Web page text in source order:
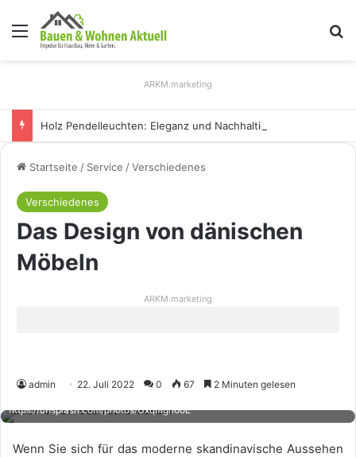
Menü
ARKM.marketing
Startseite / Service /Verschiedenes
Verschiedenes
Das Design von dänischen
Möbeln
ARKM.marketing
admin 22. Juli 2022 0 67 2 Minuten gelesen
https://unsplash.com/photos/Uxqlfigh6oE
Wenn Sie sich für das moderne skandinavische Aussehen